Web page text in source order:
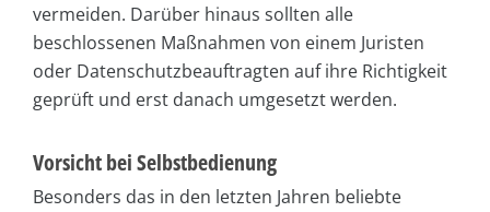
vermeiden. Darüber hinaus sollten alle
beschlossenen Maßnahmen von einem Juristen
oder Datenschutzbeauftragten auf ihre Richtigkeit
geprüft und erst danach umgesetzt werden.
Vorsicht bei Selbstbedienung
Besonders das in den letzten Jahren beliebte